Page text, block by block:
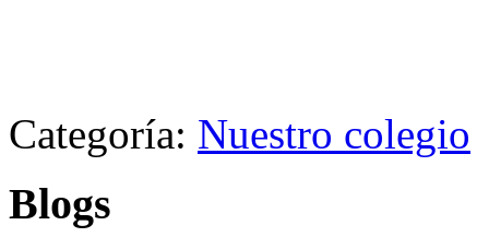
Categoría: Nuestro colegio
Blogs